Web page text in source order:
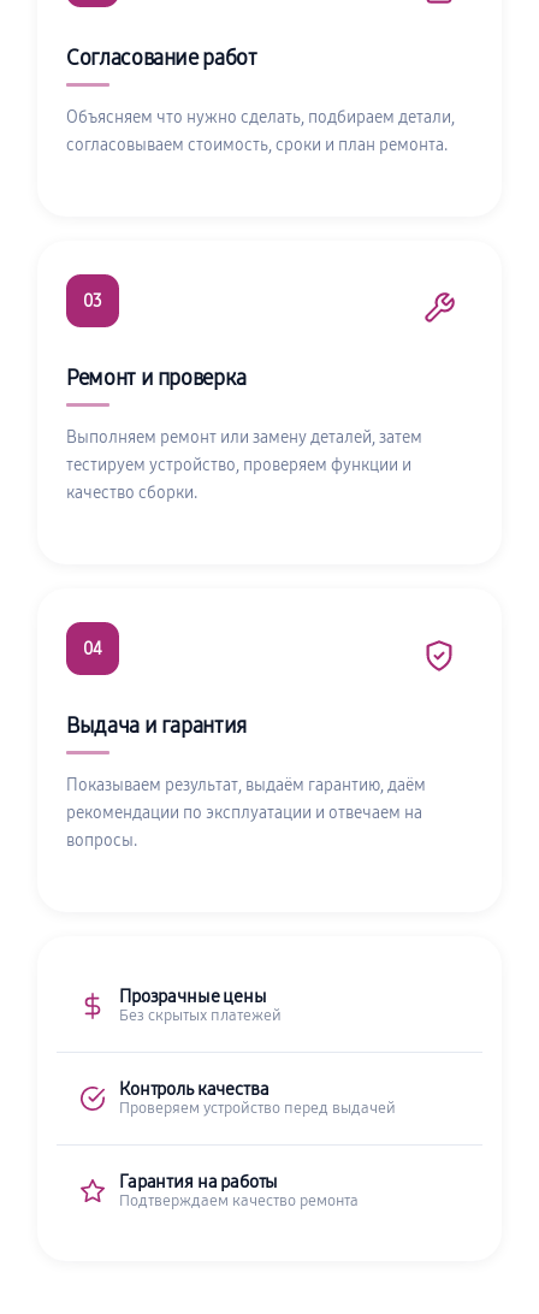
Согласование работ
Объясняем что нужно сделать, подбираем детали,
согласовываем стоимость, сроки и план ремонта.
03
Ремонт и проверка
Выполняем ремонт или замену деталей, затем
тестируем устройство, проверяем функции и
качество сборки.
04
Выдача и гарантия
Показываем результат, выдаём гарантию, даём
рекомендации по эксплуатации и отвечаем на
вопросы.
Прозрачные цены
Без скрытых платежей
Контроль качества
Проверяем устройство перед выдачей
Гарантия на работы
Подтверждаем качество ремонта